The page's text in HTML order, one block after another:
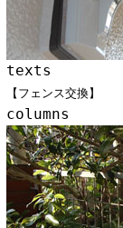
texts
【フェンス交換】
columns